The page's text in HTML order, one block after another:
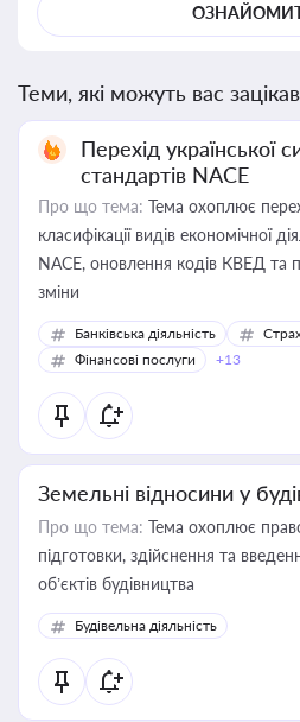
Теми, які можуть вас
Перехід
стандартів NACE
Про що тема: Тема охоплює
класифікації видів економічної
NACE, оновлення кодів КВЕД та
зміни
Банківська діяльність
Фінансові послуги
+13
Земельні відносини у
Про що тема: Тема охоплює
підготовки, здійснення та
об’єктів будівництва
Будівельна діяльність